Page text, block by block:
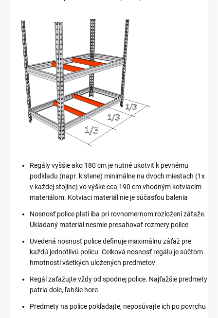
Regály vyššie ako 180 cm je nutné ukotviť k pevnému
podkladu (napr. k stene) minimálne na dvoch miestach (1x
v každej stojine) vo výške cca 190 cm vhodným kotviacim
materiálom. Kotviaci materiál nie je súčasťou balenia
Nosnosť police platí iba pri rovnomernom rozložení záťaže.
Ukladaný materiál nesmie presahovať rozmery police
Uvedená nosnosť police definuje maximálnu záťaž pre
každú jednotlivú policu. Celková nosnosť regálu je súčtom
hmotností všetkých uložených predmetov
Regál zaťažujte vždy od spodnej police. Najťažšie predmety
patria dole, ľahšie hore
Predmety na police pokladajte, neposúvajte ich po povrchu